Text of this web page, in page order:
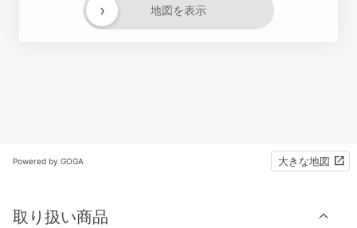
地図を表示
›
Powered by GOGA 大きな地図
取り扱い商品